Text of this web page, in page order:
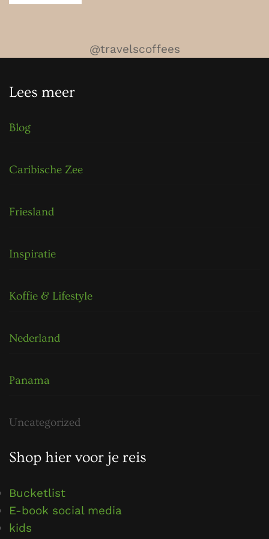
@travelscoffees
Lees meer
Blog
Caribische Zee
Friesland
Inspiratie
Koffie & Lifestyle
Nederland
Panama
Uncategorized
Shop hier voor je reis
Bucketlist
E-book social media
kids